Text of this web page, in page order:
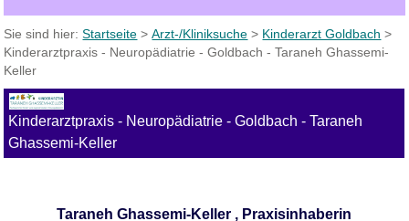
Sie sind hier:Startseite >Arzt-/Kliniksuche > Kinderarzt Goldbach >
Kinderarztpraxis - Neuropädiatrie - Goldbach - Taraneh Ghassemi-
Keller
Kinderarztpraxis - Neuropädiatrie - Goldbach - Taraneh
Ghassemi-Keller
Taraneh Ghassemi-Keller , Praxisinhaberin